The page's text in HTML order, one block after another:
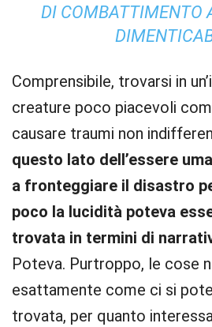
DI COMBATTIMENTO
Comprensibile, trovarsi in
creature poco piacevoli
causare traumi non
questo lato dell’essere
a fronteggiare il disastro
poco la lucidità poteva
trovata in termini di
Poteva. Purtroppo, le cose
esattamente come ci si
trovata, per quanto